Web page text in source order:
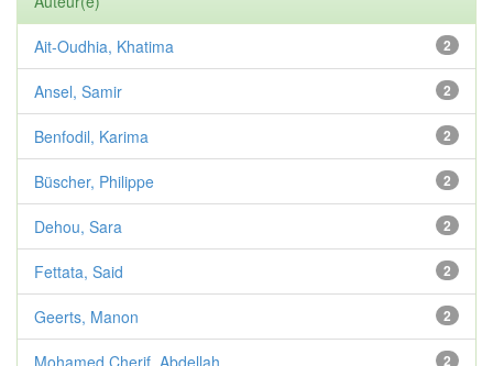
2
Ait-Oudhia, Khatima
2
Ansel, Samir
2
Benfodil, Karima
2
Büscher, Philippe
2
Dehou, Sara
2
Fettata, Said
2
Geerts, Manon
2
Mohamed Cherif, Abdellah